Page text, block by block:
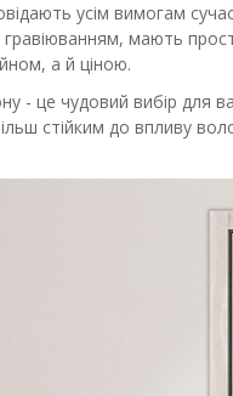
усім вимогам
мають
а й ціною.
- це чудовий вибір для
стійким до впливу